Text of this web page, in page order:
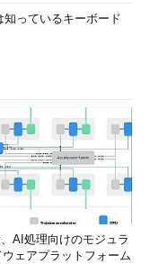
知っているキーボード
AI処理向けのモジュラ
ウェアプラットフォーム